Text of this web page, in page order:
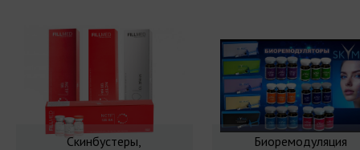
Скинбустеры,
Биоремодуляция